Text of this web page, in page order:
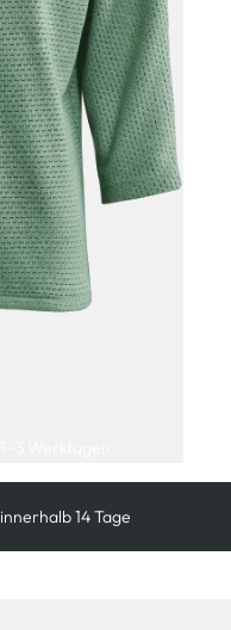
innerhalb 14 Tage